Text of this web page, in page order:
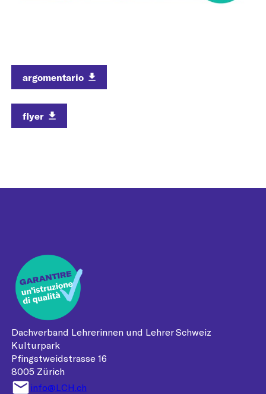
argomentario
flyer
Dachverband Lehrerinnen und Lehrer Schweiz
Kulturpark
Pfingstweidstrasse 16
8005 Zürich
info@LCH.ch